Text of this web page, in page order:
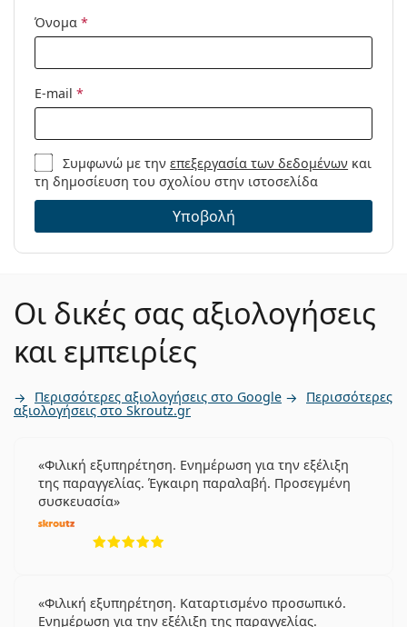
Όνομα *
E-mail *
Συμφωνώ με τηνεπεξεργασία των δεδομένων και
τη δημοσίευση του σχολίου στην ιστοσελίδα
Υποβολή
Οι δικές σας αξιολογήσεις
και εμπειρίες
Περισσότερες αξιολογήσεις στο Google Περισσότερες
αξιολογήσεις στο Skroutz.gr
Φιλική εξυπηρέτηση. Ενημέρωση για την εξέλιξη
της παραγγελίας. Έγκαιρη παραλαβή. Προσεγμένη
συσκευασία
Φιλική εξυπηρέτηση. Καταρτισμένο προσωπικό.
Ενημέρωση για την εξέλιξη της παραγγελίας.